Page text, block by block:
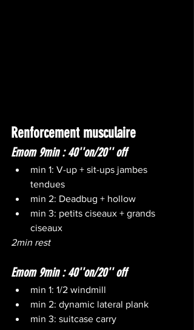
Renforcement musculaire
Emom 9min : 40''on/20'' off
min 1: V-up + sit-ups jambes
tendues
min 2: Deadbug + hollow
min 3: petits ciseaux + grands
ciseaux
2min rest
Emom 9min : 40''on/20'' off
min 1: 1/2 windmill
min 2: dynamic lateral plank
min 3: suitcase carry